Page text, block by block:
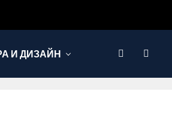
И ДИЗАЙН